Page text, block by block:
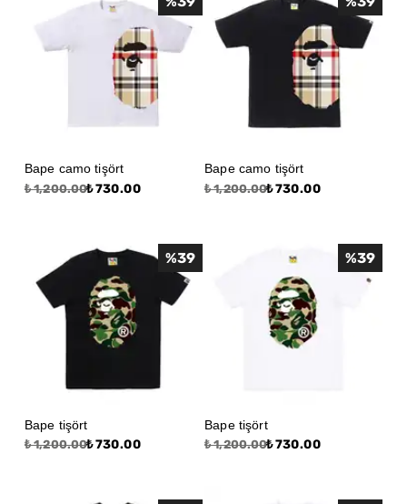
Bape camo tişört
₺ 1,200.00₺ 730.00
Bape camo tişört
₺ 1,200.00₺ 730.00
Bape tişört
₺ 1,200.00₺ 730.00
%39
Bape tişört
₺ 1,200.00₺ 730.00
%39